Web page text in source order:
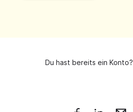
Du hast bereits ein Konto?